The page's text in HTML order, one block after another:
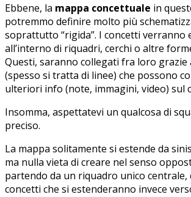
Ebbene, la mappa concettuale in
potremmo definire molto più
soprattutto “rigida”. I concetti verranno
all’interno di riquadri, cerchi o altre
Questi, saranno collegati fra loro grazie
(spesso si tratta di linee) che possono
ulteriori info (note, immagini, video) sul
Insomma, aspettatevi un qualcosa di
preciso.
La mappa solitamente si estende da
ma nulla vieta di creare nel senso
partendo da un riquadro unico centrale,
concetti che si estenderanno invece